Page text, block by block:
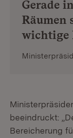
Gerade
Räumen
wichtige
beeindruckt:
Bereicherung